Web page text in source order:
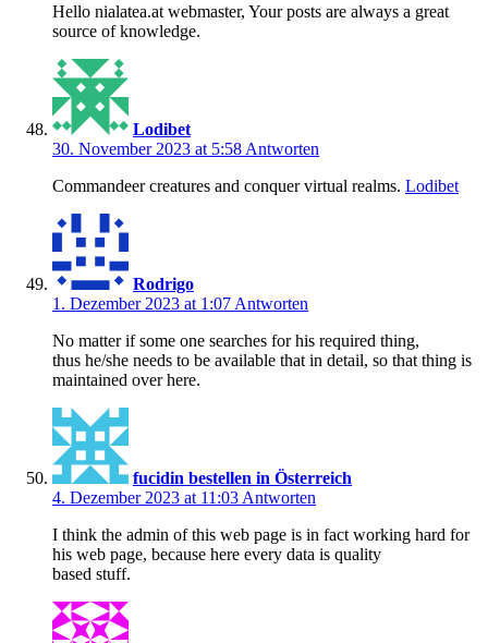
Hello nialatea.at webmaster, Your posts are always a great
source of knowledge.
Lodibet
30. November 2023 at 5:58 Antworten
Commandeer creatures and conquer virtual realms. Lodibet
Rodrigo
1. Dezember 2023 at 1:07 Antworten
No matter if some one searches for his required thing,
thus he/she needs to be available that in detail, so that thing is
maintained over here.
fucidin bestellen in Österreich
4. Dezember 2023 at 11:03 Antworten
I think the admin of this web page is in fact working hard for
his web page, because here every data is quality
based stuff.